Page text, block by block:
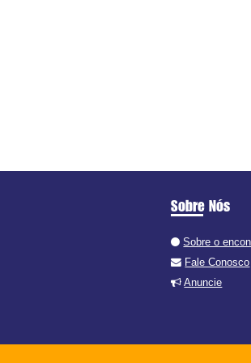
Sobre Nós
Sobre o
Fale Conosco
Anuncie